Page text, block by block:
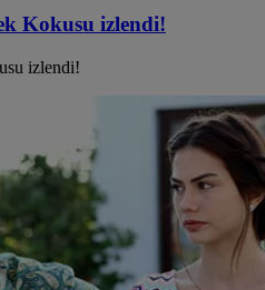
Kokusu izlendi!
izlendi!